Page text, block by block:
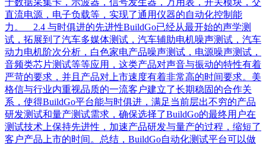
于数据采集卡，示波器，信号发生器，万用表，开关模块，交
直流电源，电子负载等，实现了通用仪器的自动化控制能
力。 2.4 与时俱进的先进性BuildGo已经从最开始的声学测
试，拓展到了汽车多媒体测试，汽车辅助电机噪声测试，汽车
动力电机阶次分析，白色家电产品噪声测试，电源噪声测试，
音频类芯片测试等等应用，这类产品对声音与振动的特性有着
严苛的要求，并且产品对上市速度有着非常高的时间要求。美
格信与行业内重视品质的一流客户建立了长期稳固的合作关
系，使得BuildGo平台能与时俱进，满足当前层出不穷的产品
研发测试和量产测试需求，确保选择了BuildGo的最终用户在
测试技术上保持先进性，加速产品研发与量产的过程，缩短了
客户产品上市的时间。总结，BuildGo自动化测试平台可以做